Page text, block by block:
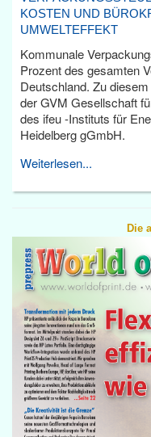
KOSTEN UND
UMWELTEFFEKT
Kommunale
Prozent des gesamten
Deutschland. Zu
der GVM Gesellschaft
des ifeu -Instituts für
Heidelberg gGmbH.
Weiterlesen...
Die